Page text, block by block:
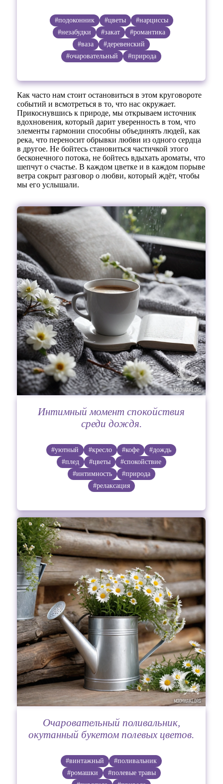
#подоконник #цветы
#нарциссы
#незабудки
#закат
#романтика
#ваза
#деревенский
#очаровательный
#природа
Как часто нам стоит остановиться в этом круговороте
событий и всмотреться в то, что нас окружает.
Прикоснувшись к природе, мы открываем источник
вдохновения, который дарит уверенность в том, что
элементы гармонии способны объединять людей, как
река, что переносит обрывки любви из одного сердца
в другое. Не бойтесь становиться частичкой этого
бесконечного потока, не бойтесь вдыхать ароматы, что
шепчут о счастье. В каждом цветке и в каждом порыве
ветра сокрыт разговор о любви, который ждёт, чтобы
мы его услышали.
Интимный момент спокойствия
среди дождя.
#уютный #кресло #кофе
#дождь
#плед
#цветы
#спокойствие
#интимность
#природа
#релаксация
Очаровательный поливальник,
окутанный букетом полевых цветов.
#винтажный
#поливальник
#ромашки
#полевые травы